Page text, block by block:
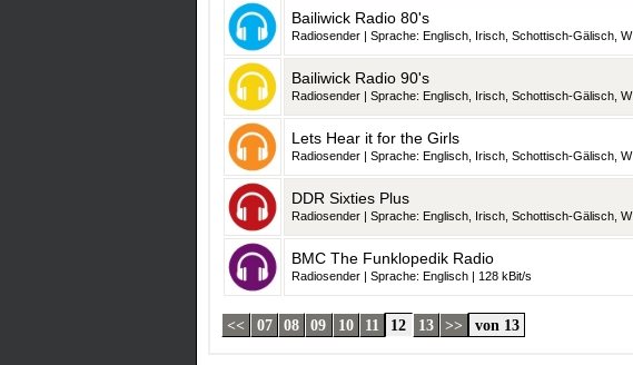
Bailiwick Radio 80's
Radiosender | Sprache: Englisch, Irisch, Schottisch-Gälisch, Walisisch und weitere Sprachen | 128 kBit/s
Bailiwick Radio 90's
Radiosender | Sprache: Englisch, Irisch, Schottisch-Gälisch, Walisisch und weitere Sprachen | 128 kBit/s
Lets Hear it for the Girls
Radiosender | Sprache: Englisch, Irisch, Schottisch-Gälisch, Walisisch und weitere Sprachen | 128 kBit/s
DDR Sixties Plus
Radiosender | Sprache: Englisch, Irisch, Schottisch-Gälisch, Walisisch und weitere Sprachen | 128 kBit/s
BMC The Funklopedik Radio
Radiosender | Sprache: Englisch | 128 kBit/s
<< 07 08 09 10 11 12 13 >> von 13